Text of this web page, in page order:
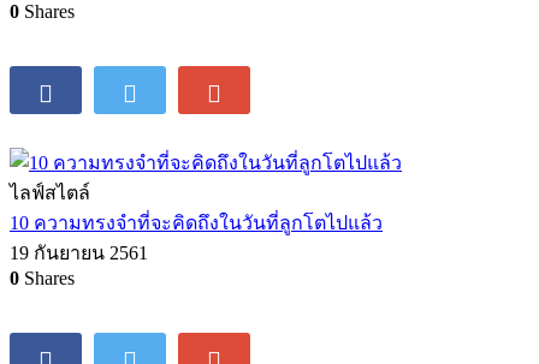
0 Shares
ไลฟ์สไตล์
10 ความทรงจำที่จะคิดถึงในวันที่ลูกโตไปแล้ว
19 กันยายน 2561
0 Shares